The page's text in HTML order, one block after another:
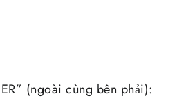
(ngoài cùng bên phải):